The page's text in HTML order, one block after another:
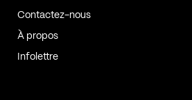
Contactez-nous
À propos
Infolettre